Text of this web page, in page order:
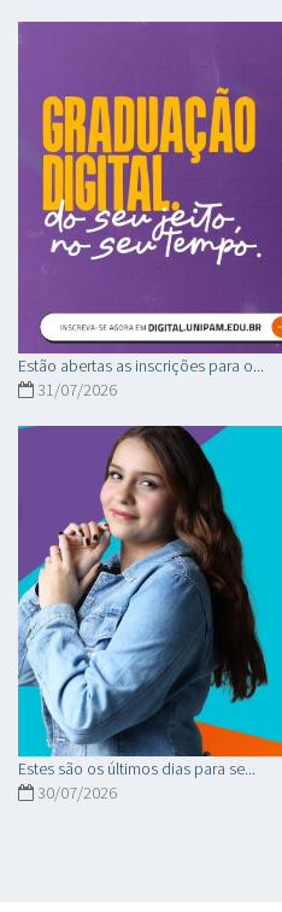
Estão abertas as inscrições para o...
31/07/2026
Estes são os últimos dias para se...
30/07/2026